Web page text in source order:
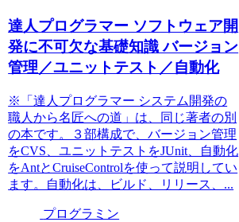
達人プログラマー ソフトウェア開
発に不可欠な基礎知識 バージョン
管理／ユニットテスト／自動化
※「達人プログラマー システム開発の
職人から名匠への道」は、同じ著者の別
の本です。３部構成で、バージョン管理
をCVS、ユニットテストをJUnit、自動化
をAntとCruiseControlを使って説明してい
ます。自動化は、ビルド、リリース、...
プログラミン